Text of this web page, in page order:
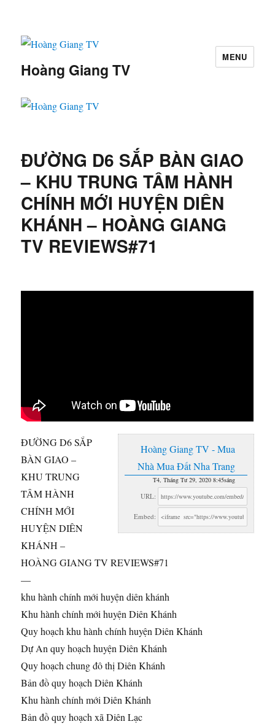
Hoàng Giang TV
MENU
ĐƯỜNG D6 SẮP BÀN GIAO
– KHU TRUNG TÂM HÀNH
CHÍNH MỚI HUYỆN DIÊN
KHÁNH – HOÀNG GIANG
TV REVIEWS#71
Hoàng Giang TV - Mua
Nhà Mua Đất Nha Trang
T4, Tháng Tư 29, 2020 8:45sáng
URL:
Embed:
ĐƯỜNG D6 SẮP
BÀN GIAO –
KHU TRUNG
TÂM HÀNH
CHÍNH MỚI
HUYỆN DIÊN
KHÁNH –
HOÀNG GIANG TV REVIEWS#71
—
khuhành chính mới huyện diên khánh
Khu hành chính mới huyện Diên Khánh
Quy hoạch khu hành chính huyện Diên Khánh
Dự An quy hoạch huyện Diên Khánh
Quy hoạch chung đô thị Diên Khánh
Bản đồ quy hoạch Diên Khánh
Khu hành chính mới Diên Khánh
Bản đồ quy hoạch xã Diên Lạc